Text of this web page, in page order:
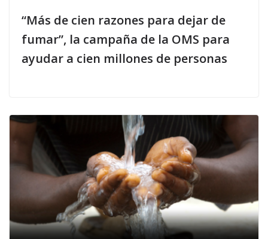
“Más de cien razones para dejar de
fumar”, la campaña de la OMS para
ayudar a cien millones de personas